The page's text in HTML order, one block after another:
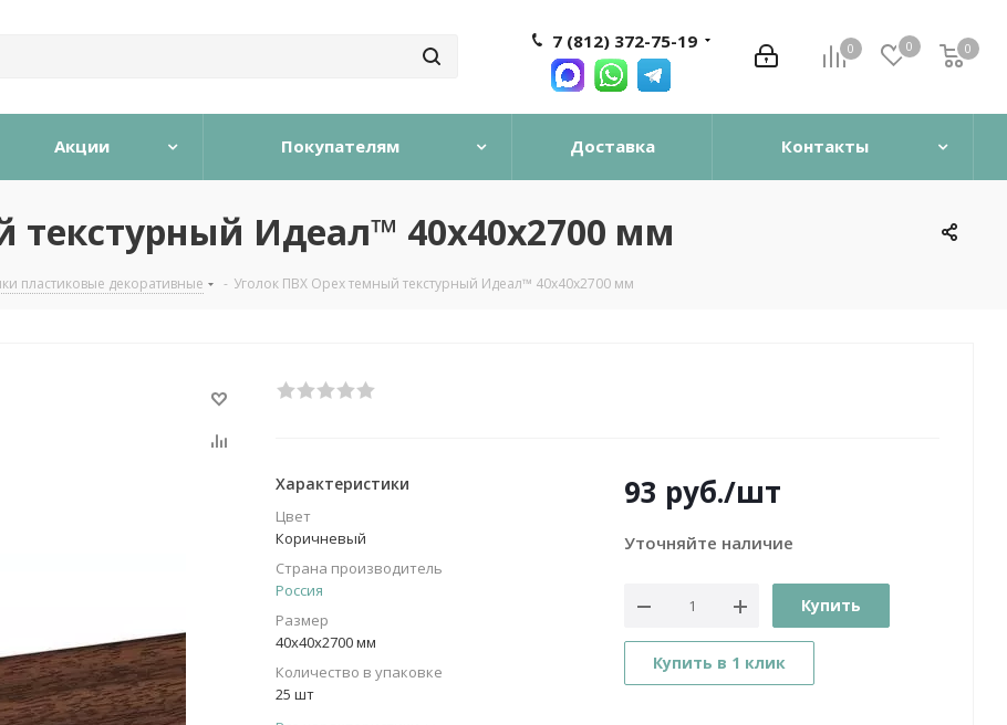
0 0 0
0
7 (812) 372-75-19
Акции Покупателям Доставка Контакты
Идеал™ 40x40х2700 мм
пластиковые декоративные - Уголок ПВХ Орех темный текстурный Идеал™ 40x40х2700 мм
Характеристики
Цвет
Коричневый
Страна производитель
Россия
Размер
40х40х2700 мм
Количество в упаковке
25 шт
93 руб./шт
Уточняйте наличие
Купить
Купить в 1 клик